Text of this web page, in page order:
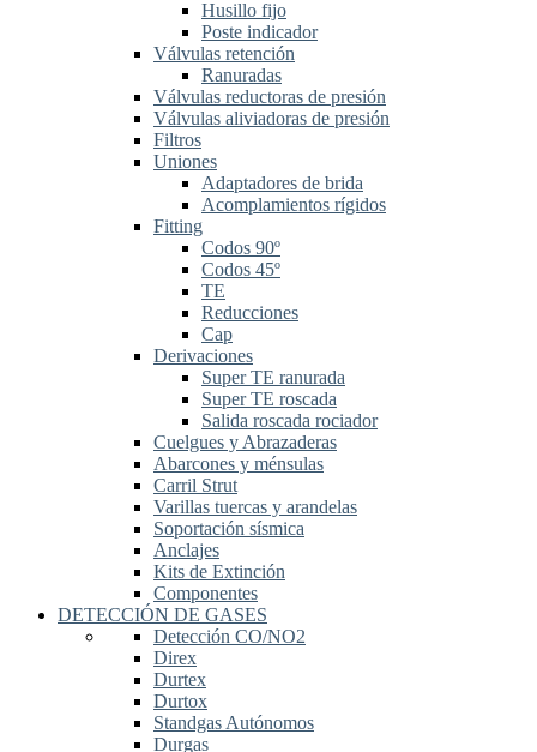
Husillo fijo
Poste indicador
Válvulas retención
Ranuradas
Válvulas reductoras de presión
Válvulas aliviadoras de presión
Filtros
Uniones
Adaptadores de brida
Acomplamientos rígidos
Fitting
Codos 90º
Codos 45º
TE
Reducciones
Cap
Derivaciones
Super TE ranurada
Super TE roscada
Salida roscada rociador
Cuelgues y Abrazaderas
Abarcones y ménsulas
Carril Strut
Varillas tuercas y arandelas
Soportación sísmica
Anclajes
Kits de Extinción
Componentes
DETECCIÓN DE GASES
Detección CO/NO2
Direx
Durtex
Durtox
Standgas Autónomos
Durgas